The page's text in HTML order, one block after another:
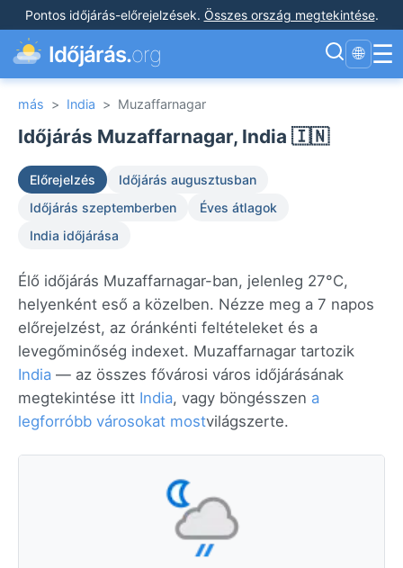
Pontos időjárás-előrejelzések. Összes ország megtekintése.
Időjárás.org 🌐 ☰
más > India > Muzaffarnagar
Időjárás Muzaffarnagar, India 🇮🇳
Előrejelzés
Időjárás augusztusban
Időjárás szeptemberben
Éves átlagok
India időjárása
Élő időjárás Muzaffarnagar-ban, jelenleg 27°C,
helyenként eső a közelben. Nézze meg a 7 napos
előrejelzést, az óránkénti feltételeket és a
levegőminőség indexet. Muzaffarnagar tartozik
India — az összes fővárosi város időjárásának
megtekintése itt India, vagy böngésszen a
legforróbb városokat mostvilágszerte.